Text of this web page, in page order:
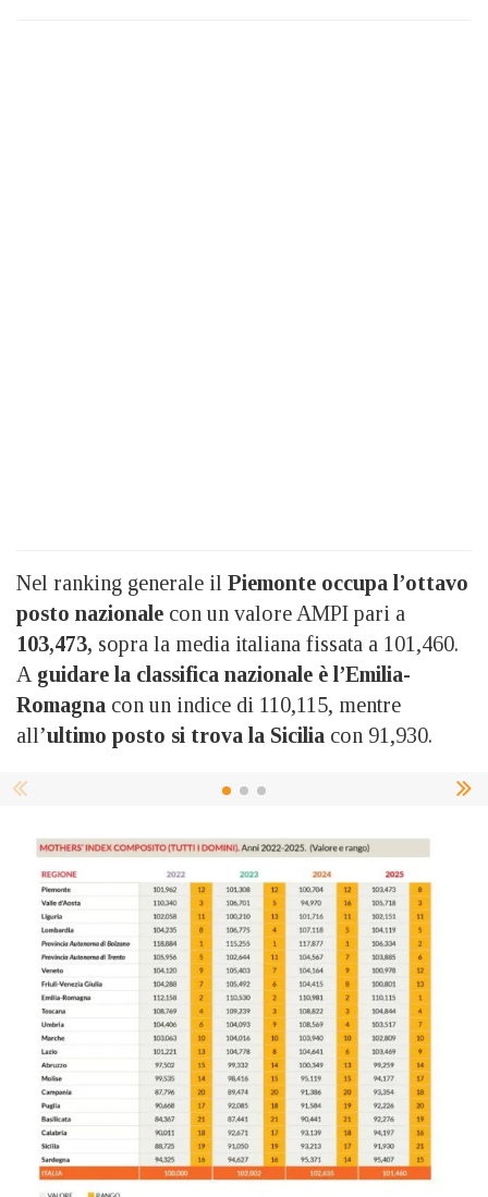
Nel ranking generale il Piemonte occupa l’ottavo
posto nazionale con un valore AMPI pari a
103,473, sopra la media italiana fissata a 101,460.
A guidare la classifica nazionale è l’Emilia-
Romagna con un indice di 110,115, mentre
all’ultimo posto si trova la Sicilia con 91,930.